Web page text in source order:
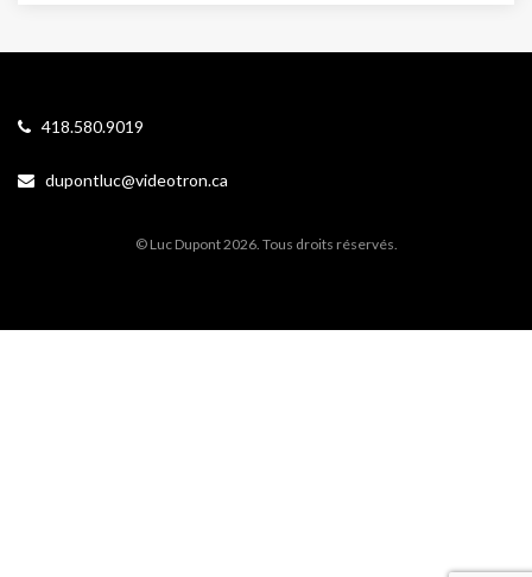
418.580.9019
dupontluc@videotron.ca
© Luc Dupont 2026. Tous droits réservés.